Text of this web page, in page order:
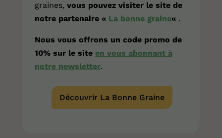
graines, vous pouvez visiter le site de
notre partenaire « La bonne graine« .
Nous vous offrons un code promo de
10% sur le site en vous abonnant à
notre newsletter.
Découvrir La Bonne Graine